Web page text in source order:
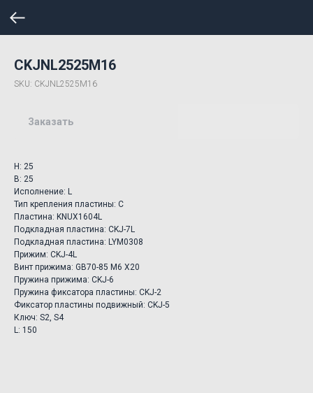
CKJNL2525M16
SKU: CKJNL2525M16
Заказать
H: 25
B: 25
Исполнение: L
Тип крепления пластины: C
Пластина: KNUX1604L
Подкладная пластина: CKJ-7L
Подкладная пластина: LYM0308
Прижим: CKJ-4L
Винт прижима: GB70-85 M6 X20
Пружина прижима: CKJ-6
Пружина фиксатора пластины: CKJ-2
Фиксатор пластины подвижный: CKJ-5
Ключ: S2, S4
L: 150